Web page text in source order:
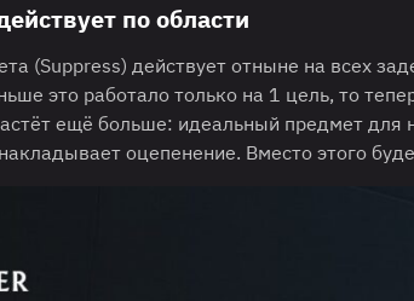
по области
(Suppress) действует отныне на всех
это работало только на 1 цель, то
ещё больше: идеальный предмет для
оцепенение. Вместо этого